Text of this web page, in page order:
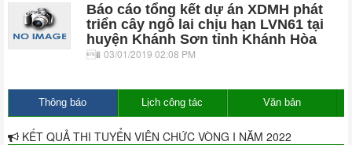
Báo cáo tổng kết dự án XDMH phát
triển cây ngô lai chịu hạn LVN61 tại
huyện Khánh Sơn tỉnh Khánh Hòa
03/01/2019 02:08 PM
Thông báo Lịch công tác Văn bản
KẾT QUẢ THI TUYỂN VIÊN CHỨC VÒNG I NĂM 2022